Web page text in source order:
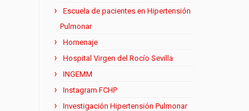
Escuela de pacientes en Hipertensión
Pulmonar
Homenaje
Hospital Virgen del Rocío Sevilla
INGEMM
Instagram FCHP
Investigación Hipertensión Pulmonar